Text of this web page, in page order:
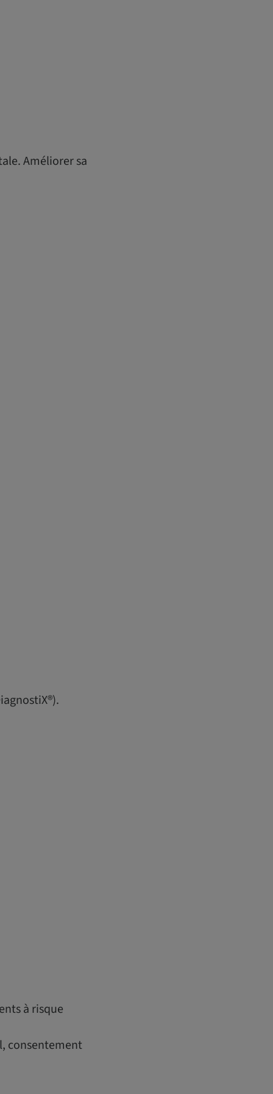
Améliorer sa
à risque
consentement